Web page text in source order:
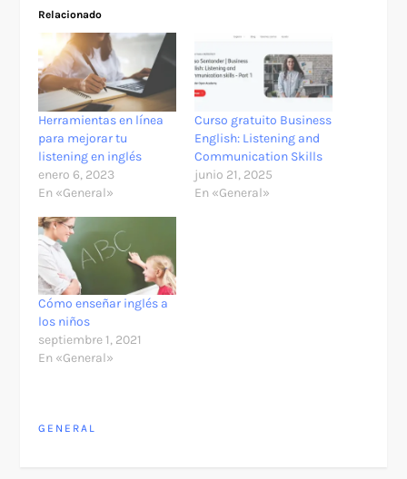
Relacionado
Herramientas en línea
para mejorar tu
listening en inglés
enero 6, 2023
En «General»
Curso gratuito Business
English: Listening and
Communication Skills
junio 21, 2025
En «General»
Cómo enseñar inglés a
los niños
septiembre 1, 2021
En «General»
GENERAL